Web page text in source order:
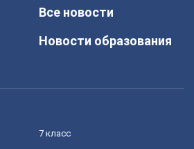
Все новости
Новости образования
7 класс